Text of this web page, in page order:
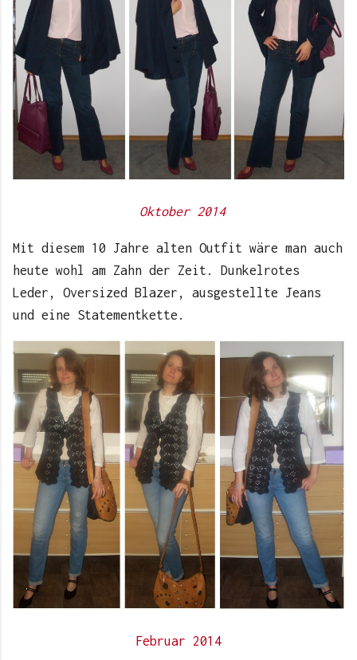
Oktober 2014
Mit diesem 10 Jahre alten Outfit wäre man auch
heute wohl am Zahn der Zeit. Dunkelrotes
Leder, Oversized Blazer, ausgestellte Jeans
und eine Statementkette.
Februar 2014